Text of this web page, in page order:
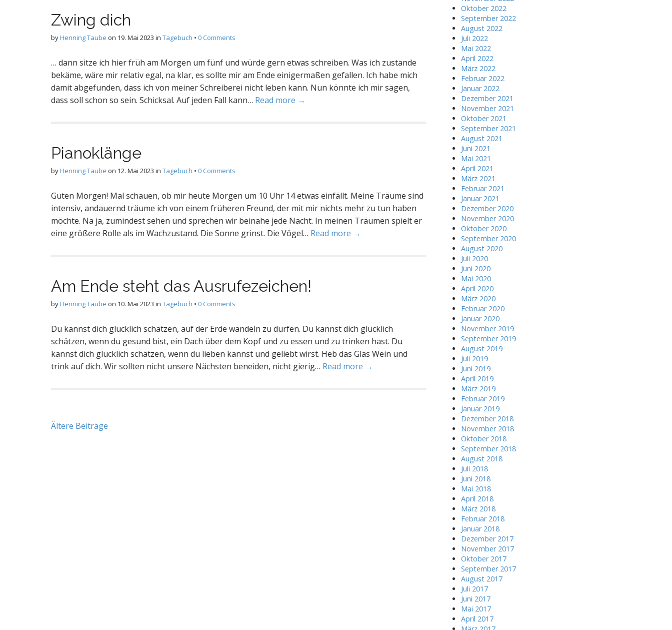
Zwing dich
byHenning Taube on 19. Mai 2023 in Tagebuch • 0 Comments
… dann sitze ich hier früh am Morgen um fünf und würde gern etwas schreiben. Was ich zustande
bekäme, wäre mir relativ egal, na klar, es sollte mir am Ende einigermaßen gefallen. Ich habe mich
damit abgefunden, dass ich von meiner Schreiberei nicht leben kann. Nun könnte ich mir sagen,
dass soll schon so sein. Schicksal. Auf jeden Fall kann… Read more →
Pianoklänge
byHenning Taube on 12. Mai 2023 in Tagebuch • 0 Comments
Guten Morgen! Mal schauen, ob mir heute Morgen um 10 Uhr 14 etwas einfällt. Meine Träume sind
intensiv, andauernd träume ich von einem früheren Freund, der mit mir nichts mehr zu tun haben
möchte. Na ja, zumindest sehen und sprechen wir beinahe jede Nacht. In meinen Träumen spielt er
eine größere Rolle als im Wachzustand. Die Sonne grinst. Die Vögel… Read more →
Am Ende steht das Ausrufezeichen!
byHenning Taube on 10. Mai 2023 in Tagebuch • 0 Comments
Du kannst dich glücklich schätzen, auf der Erde wandeln zu dürfen. Du kannst dich glücklich
schätzen, wenn du gesund bist, ein Dach über dem Kopf und zu essen und zu trinken hast. Du
kannst dich glücklich schätzen, wenn du lieben kannst und geliebt wirst. Heb das Glas Wein und
trink auf dich. Wir sollten nicht unsere Nächsten beneiden, nicht gierig… Read more →
Beitragsnavigation
Ältere Beiträge
Oktober 2022
September 2022
August 2022
Juli 2022
Mai 2022
April 2022
März 2022
Februar 2022
Januar 2022
Dezember 2021
November 2021
Oktober 2021
September 2021
August 2021
Juni 2021
Mai 2021
April 2021
März 2021
Februar 2021
Januar 2021
Dezember 2020
November 2020
Oktober 2020
September 2020
August 2020
Juli 2020
Juni 2020
Mai 2020
April 2020
März 2020
Februar 2020
Januar 2020
November 2019
September 2019
August 2019
Juli 2019
Juni 2019
April 2019
März 2019
Februar 2019
Januar 2019
Dezember 2018
November 2018
Oktober 2018
September 2018
August 2018
Juli 2018
Juni 2018
Mai 2018
April 2018
März 2018
Februar 2018
Januar 2018
Dezember 2017
November 2017
Oktober 2017
September 2017
August 2017
Juli 2017
Juni 2017
Mai 2017
April 2017